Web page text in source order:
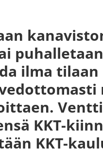
ilma tilaan
KKT-
KKT-